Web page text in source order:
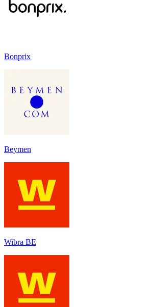
Bonprix
Beymen
Wibra BE